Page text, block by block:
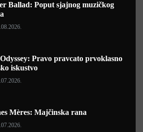
Ballad: Poput sjajnog muzičkog
Pravo pravcato prvoklasno
iskustvo
Mères: Majčinska rana